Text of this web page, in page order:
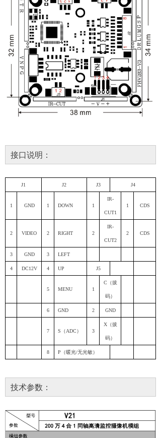
接口说明：
J1 J2 J3 J4
1 GND 1 DOWN 1
IR-
CUT1
1 CDS
2 VIDEO 2 RIGHT 2
IR-
CUT2
2 CDS
3 GND 3 LEFT
4 DC12V 4 UP J5
5 MENU 1
C（拔
码）
6 GND 2 GND
7 S（ADC） 3
X（拔
码）
8 P（暖光/无光敏）
技术参数：